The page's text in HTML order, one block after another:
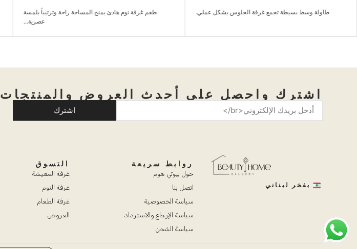
طاولة وسط بسيطة تجمع غرفة الجلوس بشكل عملي.
طقم غرفة نوم هادئ يمنح المساحة راحة وترتيباً بلمسة
عصرية...
اشترك واحصل على أحدث العروض والمنتجات
اشترك
بفخر لبناني
روابط سريعة
حول بيوتي هوم
اتصل بنا
سياسة الخصوصية
سياسة الإرجاع والاسترداد
سياسة الشحن
التسوق
غرفة المعيشة
غرفة النوم
غرفة الطعام
العروض